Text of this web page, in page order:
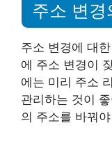
주소 변경
주소 변경에 대
에 주소 변경이
에는 미리 주소
관리하는 것이
의 주소를 바꿔